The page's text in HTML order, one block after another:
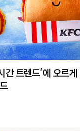
간 트렌드’에 오르